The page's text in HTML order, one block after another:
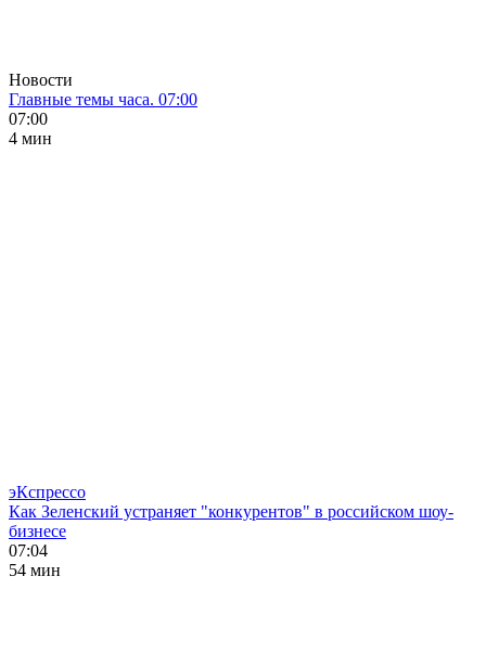
Новости
Главные темы часа. 07:00
07:00
4 мин
эКспрессо
Как Зеленский устраняет "конкурентов" в российском шоу-
бизнесе
07:04
54 мин